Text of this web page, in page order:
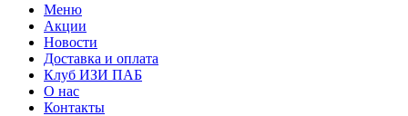
Меню
Акции
Новости
Доставка и оплата
Клуб ИЗИ ПАБ
О нас
Контакты